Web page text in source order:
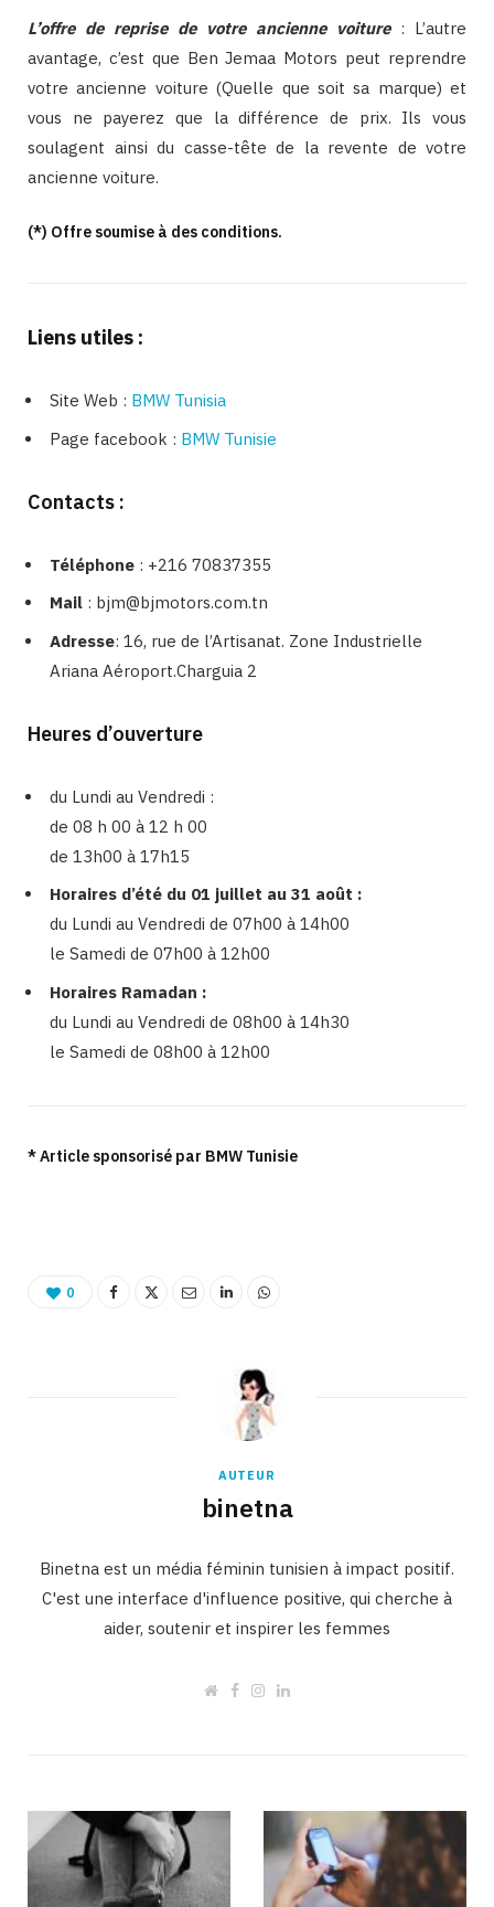
L’offre de reprise de votre ancienne voiture : L’autre
avantage, c’est que Ben Jemaa Motors peut reprendre
votre ancienne voiture (Quelle que soit sa marque) et
vous ne payerez que la différence de prix. Ils vous
soulagent ainsi du casse-tête de la revente de votre
ancienne voiture.
(*) Offre soumise à des conditions.
Liens utiles :
Site Web : BMW Tunisia
Page facebook : BMW Tunisie
Contacts :
Téléphone : +216 70837355
Mail : bjm@bjmotors.com.tn
Adresse: 16, rue de l’Artisanat. Zone Industrielle
Ariana Aéroport.Charguia 2
Heures d’ouverture
du Lundi au Vendredi :
de 08 h 00 à 12 h 00
de 13h00 à 17h15
Horaires d’été du 01 juillet au 31 août :
du Lundi au Vendredi de 07h00 à 14h00
le Samedi de 07h00 à 12h00
Horaires Ramadan :
du Lundi au Vendredi de 08h00 à 14h30
le Samedi de 08h00 à 12h00
* Article sponsorisé par BMW Tunisie
0
AUTEUR
binetna
Binetna est un média féminin tunisien à impact positif.
C'est une interface d'influence positive, qui cherche à
aider, soutenir et inspirer les femmes
W
F
I
m
L